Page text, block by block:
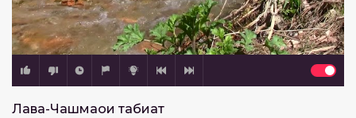
Лавҳа-Чашмаҳои табиат